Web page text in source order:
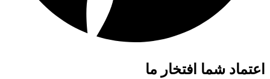
اعتماد شما افتخار ما